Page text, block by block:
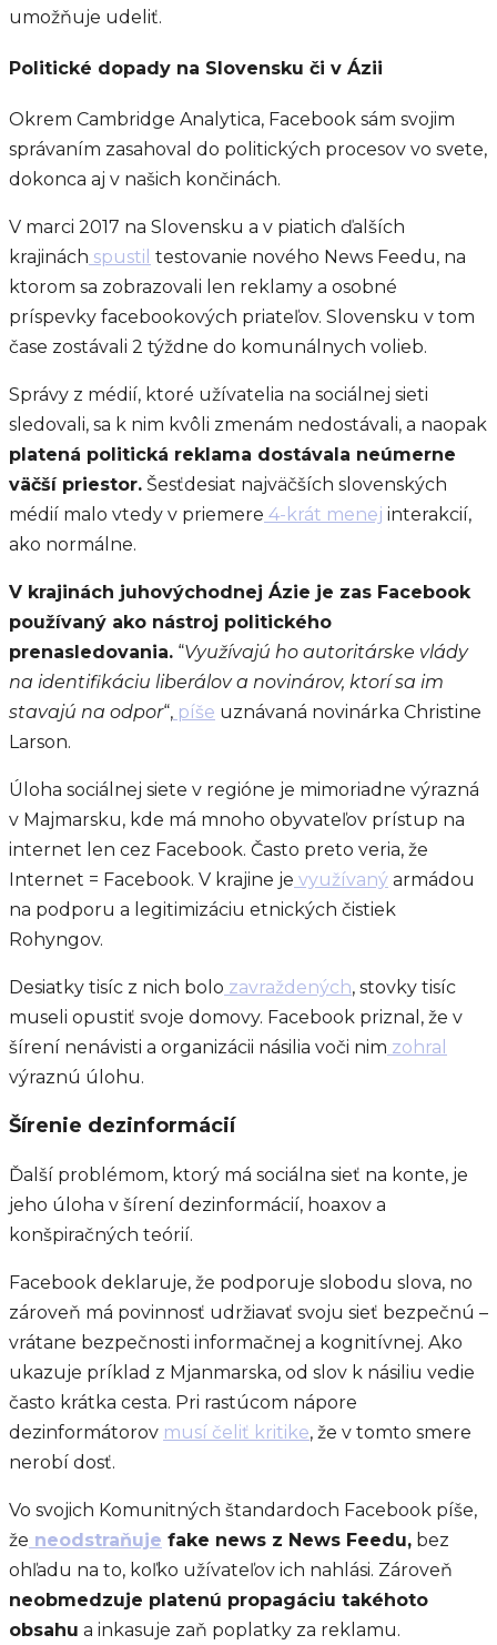
umožňuje udeliť.
Politické dopady na Slovensku či v Ázii
Okrem Cambridge Analytica, Facebook sám svojim
správaním zasahoval do politických procesov vo svete,
dokonca aj v našich končinách.
V marci 2017 na Slovensku a v piatich ďalších
krajinách spustil testovanie nového News Feedu, na
ktorom sa zobrazovali len reklamy a osobné
príspevky facebookových priateľov. Slovensku v tom
čase zostávali 2 týždne do komunálnych volieb.
Správy z médií, ktoré užívatelia na sociálnej sieti
sledovali, sa k nim kvôli zmenám nedostávali, a naopak
platená politická reklama dostávala neúmerne
väčší priestor. Šesťdesiat najväčších slovenských
médií malo vtedy v priemere 4-krát menej interakcií,
ako normálne.
V krajinách juhovýchodnej Ázie je zas Facebook
používaný ako nástroj politického
prenasledovania. “Využívajú ho autoritárske vlády
na identifikáciu liberálov a novinárov, ktorí sa im
stavajú na odpor“, píše uznávaná novinárka Christine
Larson.
Úloha sociálnej siete v regióne je mimoriadne výrazná
v Majmarsku, kde má mnoho obyvateľov prístup na
internet len cez Facebook. Často preto veria, že
Internet = Facebook. V krajine je využívaný armádou
na podporu a legitimizáciu etnických čistiek
Rohyngov.
Desiatky tisíc z nich bolo zavraždených, stovky tisíc
museli opustiť svoje domovy. Facebook priznal, že v
šírení nenávisti a organizácii násilia voči nim zohral
výraznú úlohu.
Šírenie dezinformácií
Ďalší problémom, ktorý má sociálna sieť na konte, je
jeho úloha v šírení dezinformácií, hoaxov a
konšpiračných teórií.
Facebook deklaruje, že podporuje slobodu slova, no
zároveň má povinnosť udržiavať svoju sieť bezpečnú –
vrátane bezpečnosti informačnej a kognitívnej. Ako
ukazuje príklad z Mjanmarska, od slov k násiliu vedie
často krátka cesta. Pri rastúcom nápore
dezinformátorov musí čeliť kritike, že v tomto smere
nerobí dosť.
Vo svojich Komunitných štandardoch Facebook píše,
že neodstraňuje fake news z News Feedu, bez
ohľadu na to, koľko užívateľov ich nahlási. Zároveň
neobmedzuje platenú propagáciu takéhoto
obsahu a inkasuje zaň poplatky za reklamu.